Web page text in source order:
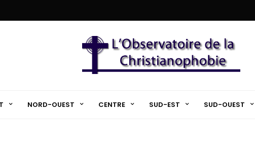
NORD-OUEST CENTRE SUD-EST SUD-OUEST